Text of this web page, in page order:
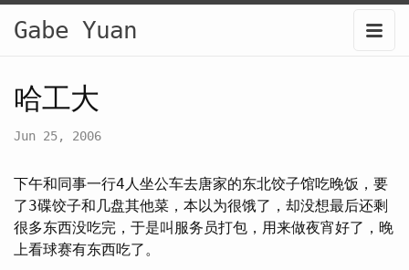
Gabe Yuan
哈工大
Jun 25, 2006
下午和同事一行4人坐公车去唐家的东北饺子馆吃晚饭，要
了3碟饺子和几盘其他菜，本以为很饿了，却没想最后还剩
很多东西没吃完，于是叫服务员打包，用来做夜宵好了，晚
上看球赛有东西吃了。